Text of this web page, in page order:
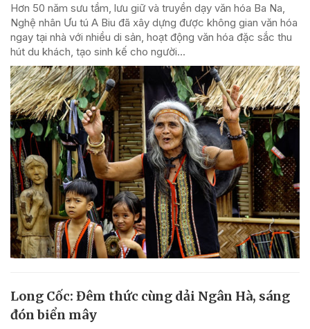
Hơn 50 năm sưu tầm, lưu giữ và truyền dạy văn hóa Ba Na,
Nghệ nhân Ưu tú A Biu đã xây dựng được không gian văn hóa
ngay tại nhà với nhiều di sản, hoạt động văn hóa đặc sắc thu
hút du khách, tạo sinh kế cho người...
Long Cốc: Đêm thức cùng dải Ngân Hà, sáng
đón biển mây